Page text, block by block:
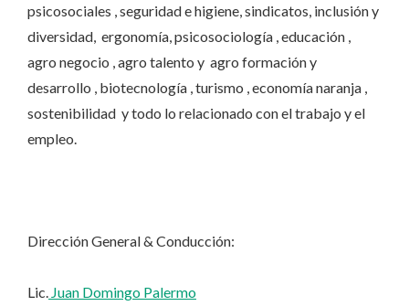
psicosociales , seguridad e higiene, sindicatos, inclusión y
diversidad, ergonomía, psicosociología , educación ,
agro negocio , agro talento y agro formación y
desarrollo , biotecnología , turismo , economía naranja ,
sostenibilidad y todo lo relacionado con el trabajo y el
empleo.
Dirección General & Conducción:
Lic. Juan Domingo Palermo